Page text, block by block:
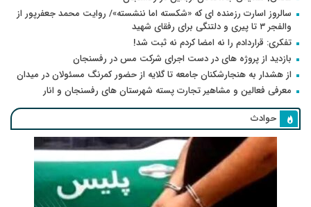
سالروز اسارت رزمنده ای که «شکسته اما ننشسته»/ روایت محمد جعفرپور از
والفجر ۳ تا پیری و دلتنگی برای رفقای شهید
تفکری: قراردادم را نه امضا کردم نه ثبت شد!
بازدید از پروژه های در دست اجرای شرکت مس در رفسنجان
از هشدار به هنجارشکنان جامعه تا گلایه از حضور کمرنگ مسئولان در میدان
معرفی فعالین و مشاهیر تجارت پسته شهرستان های رفسنجان و انار
حوادث